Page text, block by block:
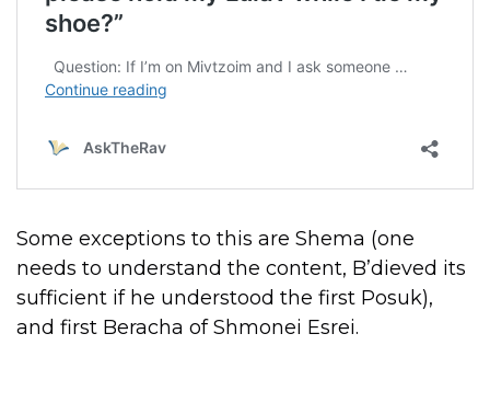
Some exceptions to this are Shema (one
needs to understand the content, B’dieved its
sufficient if he understood the first Posuk),
and first Beracha of Shmonei Esrei.